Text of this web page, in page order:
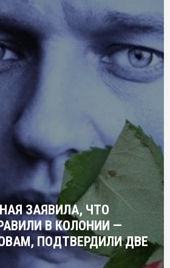
ЗАЯВИЛА, ЧТО
В КОЛОНИИ —
ПОДТВЕРДИЛИ ДВЕ